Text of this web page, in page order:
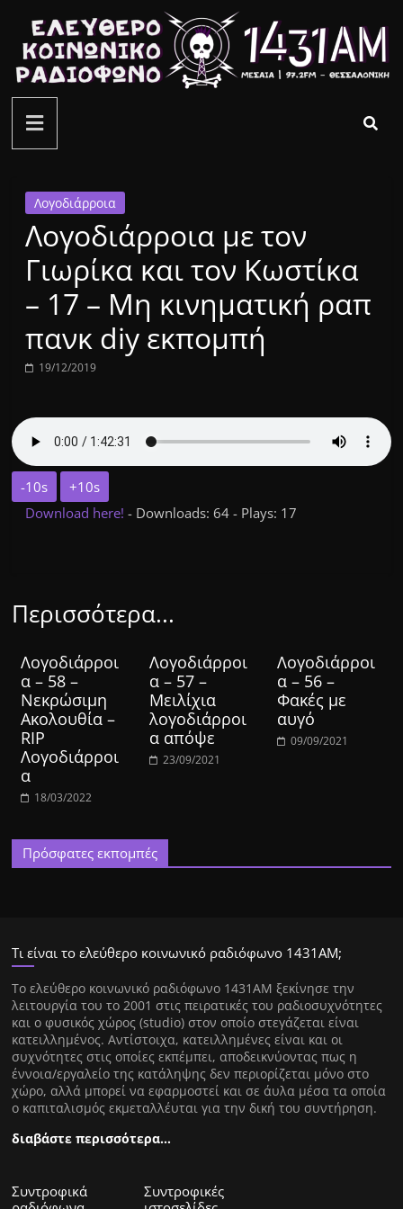
περιεχόμενο
ελεύθερο
κοινωνικό
ραδιόφωνο
1431AM
Λογοδιάρροια
Λογοδιάρροια με τον
Γιωρίκα και τον Κωστίκα
– 17 – Μη κινηματική ραπ
πανκ diy εκπομπή
19/12/2019
-10s
+10s
Download here!- Downloads: 64 - Plays: 17
Περισσότερα...
Λογοδιάρροι
α – 58 –
Νεκρώσιμη
Ακολουθία –
RIP
Λογοδιάρροι
α
18/03/2022
Λογοδιάρροι
α – 57 –
Μειλίχια
λογοδιάρροι
α απόψε
23/09/2021
Λογοδιάρροι
α – 56 –
Φακές με
αυγό
09/09/2021
Πρόσφατες εκπομπές
Τι είναι το ελεύθερο κοινωνικό ραδιόφωνο 1431ΑΜ;
Tο ελεύθερο κοινωνικό ραδιόφωνο 1431AM ξεκίνησε την
λειτουργία του το 2001 στις πειρατικές του ραδιοσυχνότητες
και ο φυσικός χώρος (studio) στον οποίο στεγάζεται είναι
κατειλλημένος. Αντίστοιχα, κατειλλημένες είναι και οι
συχνότητες στις οποίες εκπέμπει, αποδεικνύοντας πως η
έννοια/εργαλείο της κατάληψης δεν περιορίζεται μόνο στο
χώρο, αλλά μπορεί να εφαρμοστεί και σε άυλα μέσα τα οποία
ο καπιταλισμός εκμεταλλέυται για την δική του συντήρηση.
διαβάστε περισσότερα…
Συντροφικά
Συντροφικές